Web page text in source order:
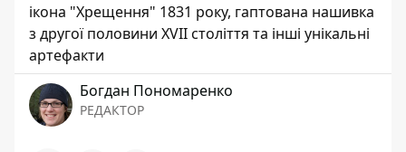
ікона "Хрещення" 1831 року, гаптована нашивка
з другої половини XVII століття та інші унікальні
артефакти
Богдан Пономаренко
РЕДАКТОР